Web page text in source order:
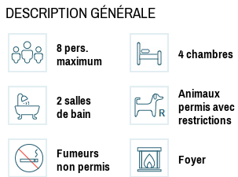
DESCRIPTION GÉNÉRALE
8 pers.
maximum
4 chambres
2 salles
de bain
Animaux
permis avec
restrictions
Fumeurs
non permis
Foyer